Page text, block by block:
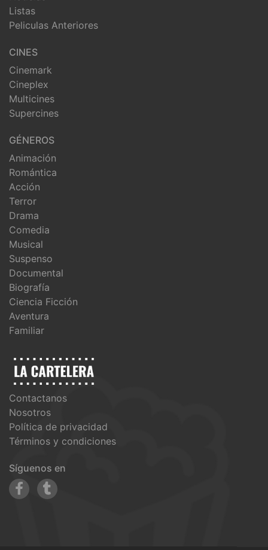
Listas
Peliculas Anteriores
CINES
Cinemark
Cineplex
Multicines
Supercines
GÉNEROS
Animación
Romántica
Acción
Terror
Drama
Comedia
Musical
Suspenso
Documental
Biografía
Ciencia Ficción
Aventura
Familiar
Contactanos
Nosotros
Política de privacidad
Términos y condiciones
Síguenos en